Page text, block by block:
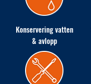
Konservering vatten
& avlopp